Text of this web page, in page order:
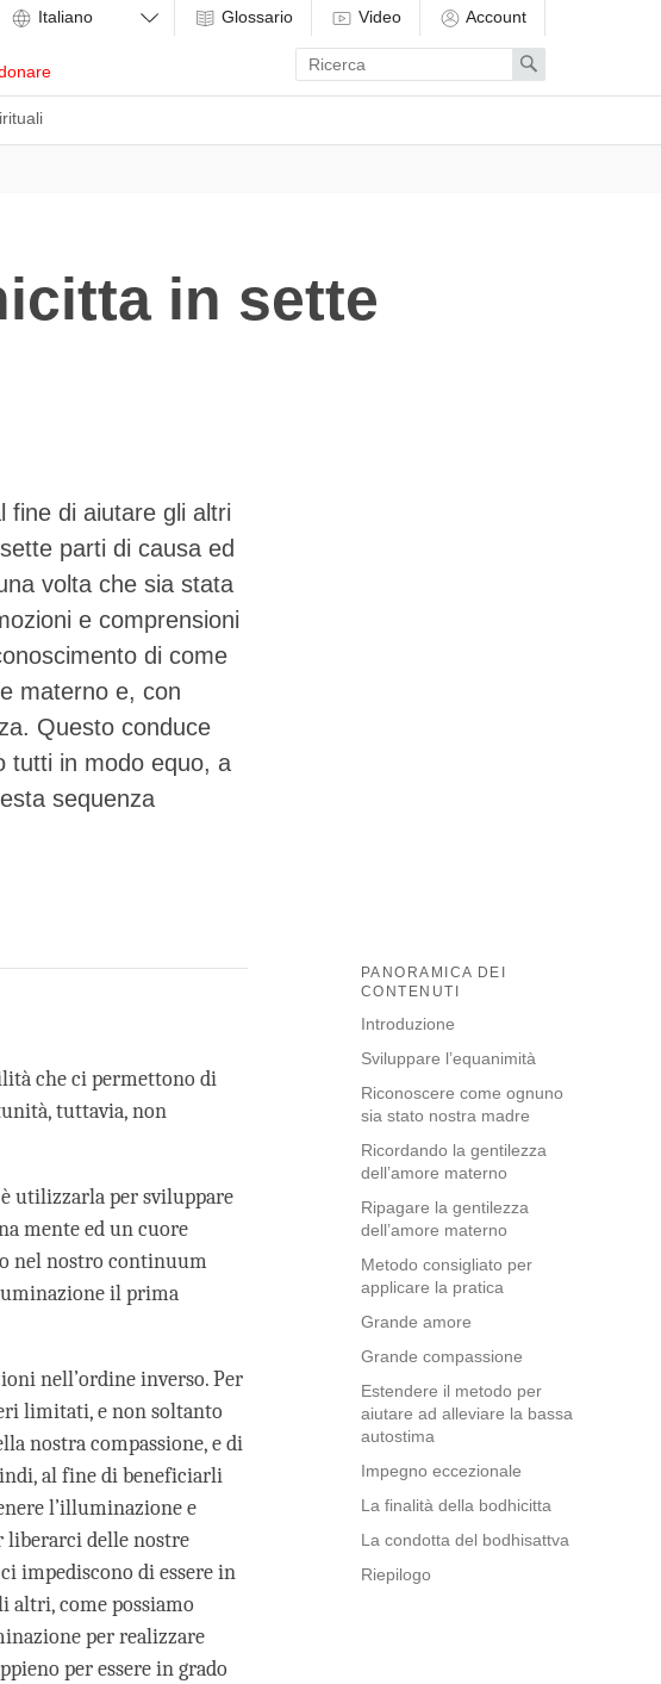
Glossario Video Account
Enter
search
term
Search
in sette
fine di aiutare gli altri
parti di causa ed
volta che sia stata
e comprensioni
di come
materno e, con
Questo conduce
tutti in modo equo, a
sequenza
PANORAMICA DEI
CONTENUTI
Introduzione
Sviluppare l’equanimità
Riconoscere come ognuno
sia stato nostra madre
Ricordando la gentilezza
dell’amore materno
Ripagare la gentilezza
dell’amore materno
Metodo consigliato per
applicare la pratica
Grande amore
Grande compassione
Estendere il metodo per
aiutare ad alleviare la bassa
autostima
Impegno eccezionale
La finalità della bodhicitta
La condotta del bodhisattva
Riepilogo
che ci permettono di
tuttavia, non
utilizzarla per sviluppare
mente ed un cuore
nel nostro continuum
il prima
nell’ordine inverso. Per
limitati, e non soltanto
nostra compassione, e di
al fine di beneficiarli
l’illuminazione e
liberarci delle nostre
impediscono di essere in
altri, come possiamo
per realizzare
per essere in grado